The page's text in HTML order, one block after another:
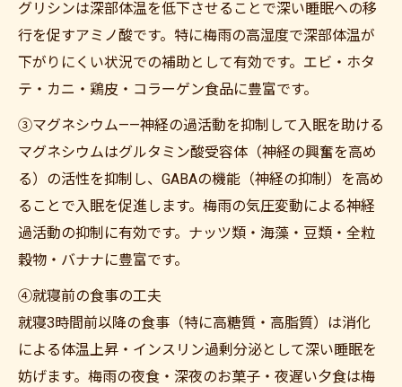
グリシンは深部体温を低下させることで深い睡眠への移
行を促すアミノ酸です。特に梅雨の高湿度で深部体温が
下がりにくい状況での補助として有効です。エビ・ホタ
テ・カニ・鶏皮・コラーゲン食品に豊富です。
③マグネシウム——神経の過活動を抑制して入眠を助ける
マグネシウムはグルタミン酸受容体（神経の興奮を高め
る）の活性を抑制し、GABAの機能（神経の抑制）を高め
ることで入眠を促進します。梅雨の気圧変動による神経
過活動の抑制に有効です。ナッツ類・海藻・豆類・全粒
穀物・バナナに豊富です。
④就寝前の食事の工夫
就寝3時間前以降の食事（特に高糖質・高脂質）は消化
による体温上昇・インスリン過剰分泌として深い睡眠を
妨げます。梅雨の夜食・深夜のお菓子・夜遅い夕食は梅